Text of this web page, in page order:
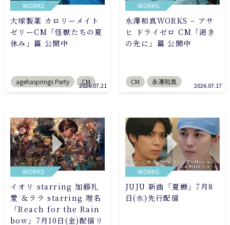
WORKS
大塚製薬 カロリーメイト
ゼリーCM「怪獣たちの夏
休み」篇 公開中
agehasprings Party CM
2026.07.21
WORKS
永澤和真WORKS – アサ
ヒ ドライゼロ CM「渇き
の先に」篇 公開中
CM 永澤和真 2026.07.17
WORKS
イオリ starring 加藤礼
愛 ＆ララ starring 理名
「Reach for the Rain
bow」7月10日(金)配信リ
WORKS
JUJU 新曲「夏蝉」7月8
日(水)先行配信